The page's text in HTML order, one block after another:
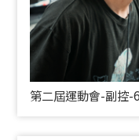
第二屆運動會-副控-6